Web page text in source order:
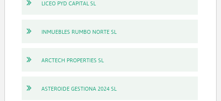
LICEO PYD CAPITAL SL
INMUEBLES RUMBO NORTE SL
ARCTECH PROPERTIES SL
ASTEROIDE GESTIONA 2024 SL